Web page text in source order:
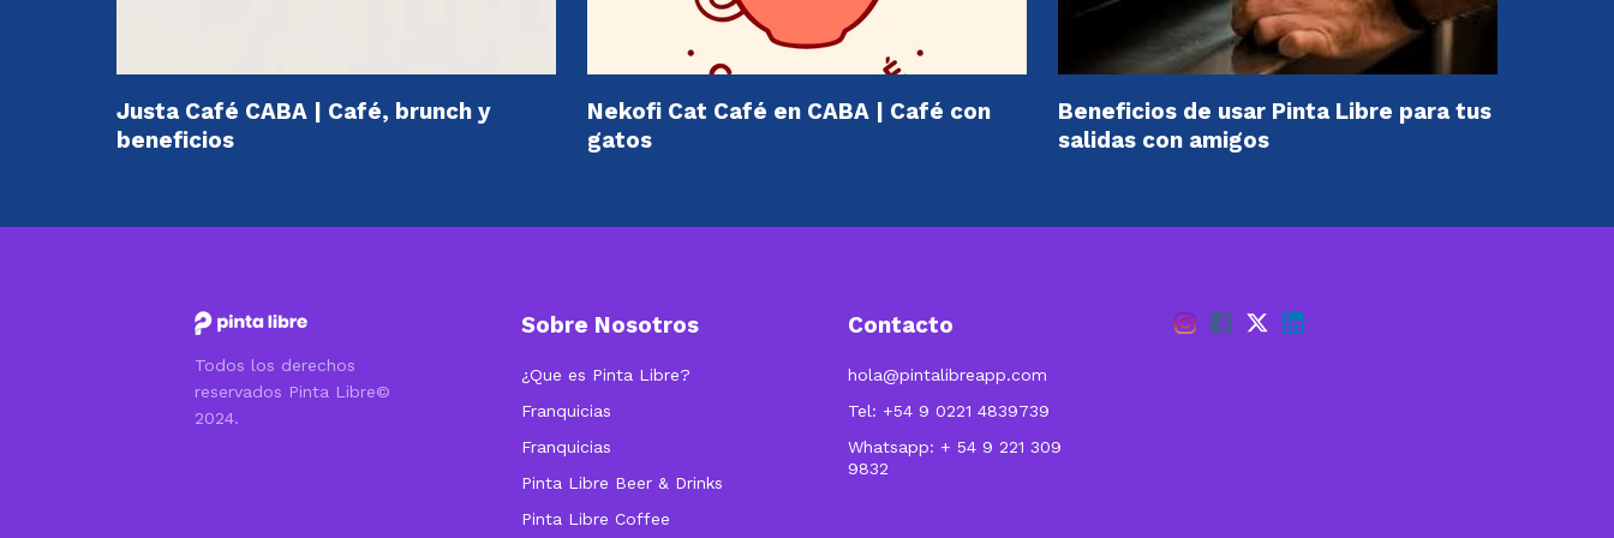
Justa Café CABA | Café, brunch y
beneficios
Nekofi Cat Café en CABA | Café con
gatos
Beneficios de usar Pinta Libre para tus
salidas con amigos
Todos los derechos
reservados Pinta Libre©
2024.
Sobre Nosotros
¿Que es Pinta Libre?
Franquicias
Franquicias
Pinta Libre Beer & Drinks
Pinta Libre Coffee
Contacto
hola@pintalibreapp.com
Tel: +54 9 0221 4839739
Whatsapp: + 54 9 221 309
9832